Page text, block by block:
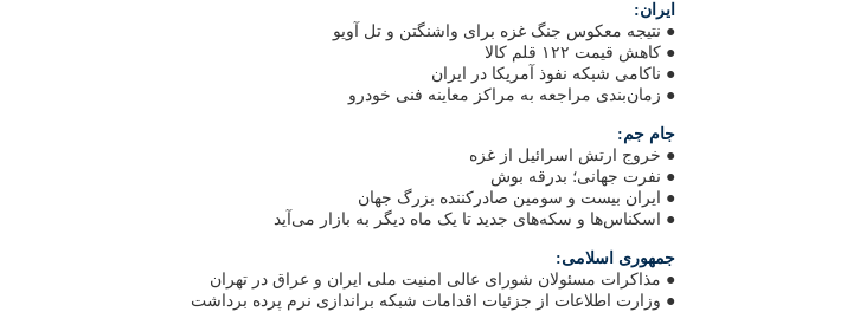
ایران:
● نتیجه معکوس جنگ غزه برای واشنگتن و تل آویو
● کاهش قیمت ۱۲۲ قلم کالا
● ناکامی شبکه نفوذ آمریکا در ایران
● زمان‌بندی مراجعه به مراکز معاینه فنی خودرو
جام جم:
● خروج ارتش اسرائیل از غزه
● نفرت جهانی؛ بدرقه بوش
● ایران بیست و سومین صادرکننده بزرگ جهان
● اسکناس‌ها و سکه‌های جدید تا یک ماه دیگر به بازار می‌آید
جمهوری اسلامی:
● مذاکرات مسئولان شورای عالی امنیت ملی ایران و عراق در تهران
● وزارت اطلاعات از جزئیات اقدامات شبکه براندازی نرم پرده برداشت